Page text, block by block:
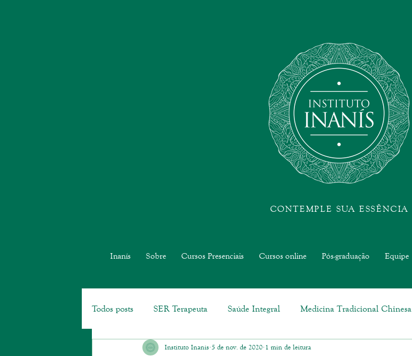
CONTEMPLE SUA ESSÊNCIA
Inanís Sobre Cursos Presenciais Cursos online Pós-graduação Equipe
Todos posts SER Terapeuta Saúde Integral Medicina Tradicional Chinesa
Geoterapia Instituto Inanis 5 de nov. de 2020 1 min de leitura